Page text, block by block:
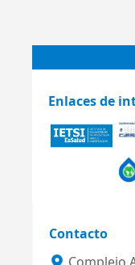
Enlaces de
Contacto